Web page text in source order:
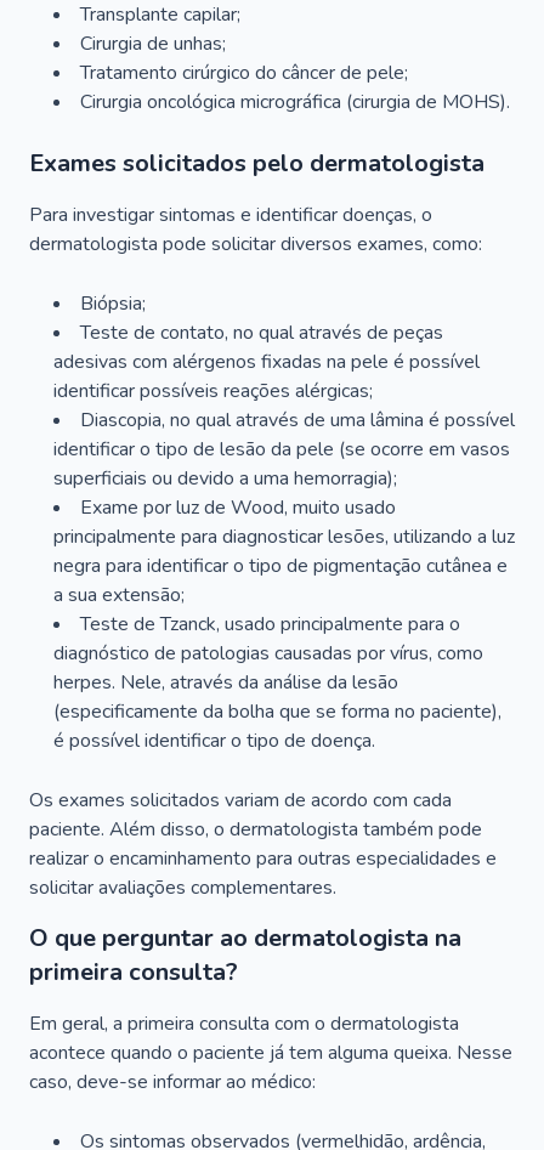
Transplante capilar;
Cirurgia de unhas;
Tratamento cirúrgico do câncer de pele;
Cirurgia oncológica micrográfica (cirurgia de MOHS).
Exames solicitados pelo dermatologista
Para investigar sintomas e identificar doenças, o
dermatologista pode solicitar diversos exames, como:
Biópsia;
Teste de contato, no qual através de peças
adesivas com alérgenos fixadas na pele é possível
identificar possíveis reações alérgicas;
Diascopia, no qual através de uma lâmina é possível
identificar o tipo de lesão da pele (se ocorre em vasos
superficiais ou devido a uma hemorragia);
Exame por luz de Wood, muito usado
principalmente para diagnosticar lesões, utilizando a luz
negra para identificar o tipo de pigmentação cutânea e
a sua extensão;
Teste de Tzanck, usado principalmente para o
diagnóstico de patologias causadas por vírus, como
herpes. Nele, através da análise da lesão
(especificamente da bolha que se forma no paciente),
é possível identificar o tipo de doença.
Os exames solicitados variam de acordo com cada
paciente. Além disso, o dermatologista também pode
realizar o encaminhamento para outras especialidades e
solicitar avaliações complementares.
O que perguntar ao dermatologista na
primeira consulta?
Em geral, a primeira consulta com o dermatologista
acontece quando o paciente já tem alguma queixa. Nesse
caso, deve-se informar ao médico:
Os sintomas observados (vermelhidão, ardência,